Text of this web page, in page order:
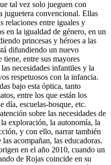
tal vez solo jueguen con
juguetera convencional. Ellas
relaciones entre iguales y
en la igualdad de género, en un
princesas y héroes a las
difundiendo un nuevo
tiene, entre sus mayores
necesidades infantiles y la
respetuosos con la infancia.
bajo esta óptica, tanto
entre los que están los
día, escuelas-bosque, etc.
sobre las necesidades de
exploración, la autonomía, la
y con ello, narrar también
acompañan, las educadoras.
en el año 2010, cuando un
de Rojas coincide en su